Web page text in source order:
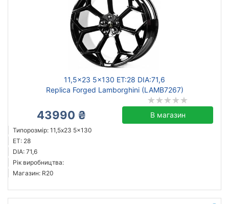
11,5x23 5x130 ET:28 DIA:71,6
Replica Forged Lamborghini (LAMB7267)
43990 ₴ В магазин
Типорозмір: 11,5x23 5x130
ET: 28
DIA: 71,6
Рік виробництва:
Магазин: R20